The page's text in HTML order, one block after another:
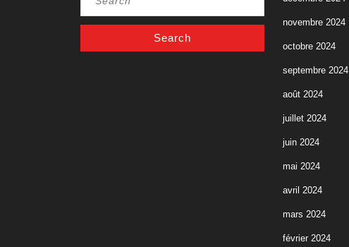
novembre 2024
octobre 2024
septembre 2024
août 2024
juillet 2024
juin 2024
mai 2024
avril 2024
mars 2024
février 2024